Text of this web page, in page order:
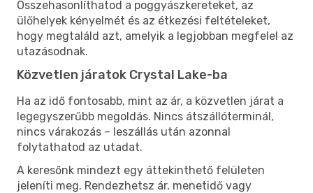
Összehasonlíthatod a poggyászkereteket, az
ülőhelyek kényelmét és az étkezési feltételeket,
hogy megtaláld azt, amelyik a legjobban megfelel az
utazásodnak.
Közvetlen járatok Crystal Lake-ba
Ha az idő fontosabb, mint az ár, a közvetlen járat a
legegyszerűbb megoldás. Nincs átszállóterminál,
nincs várakozás – leszállás után azonnal
folytathatod az utadat.
A keresőnk mindezt egy áttekinthető felületen
jeleníti meg. Rendezhetsz ár, menetidő vagy